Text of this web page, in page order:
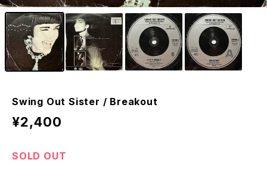
Swing Out Sister / Breakout
¥2,400
SOLD OUT